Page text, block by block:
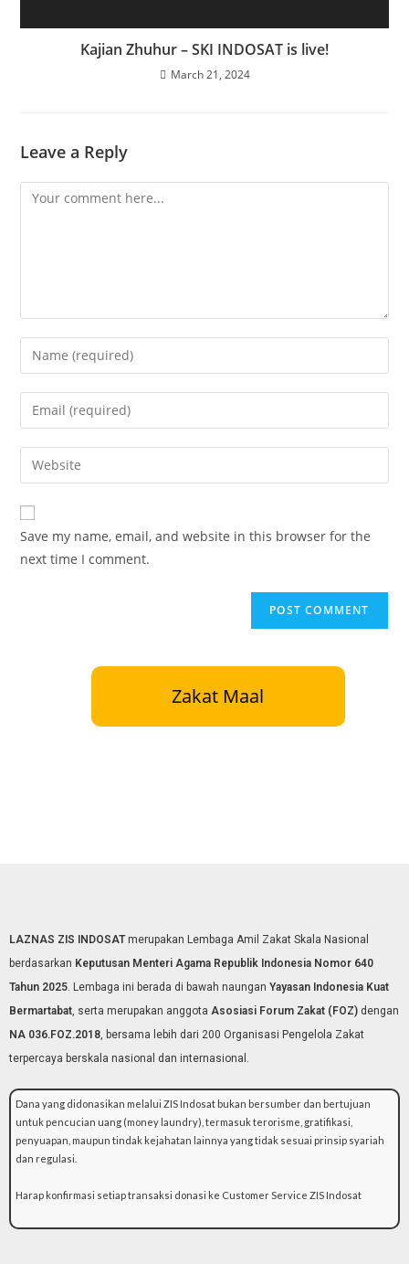
Kajian Zhuhur – SKI INDOSAT is live!
March 21, 2024
Leave a Reply
Save my name, email, and website in this browser for the
next time I comment.
Zakat Maal
LAZNAS ZIS INDOSATmerupakan Lembaga Amil Zakat Skala Nasional
berdasarkan Keputusan Menteri Agama Republik Indonesia Nomor 640
Tahun 2025. Lembaga ini berada di bawah naungan Yayasan Indonesia Kuat
Bermartabat, serta merupakan anggota Asosiasi Forum Zakat (FOZ) dengan
NA 036.FOZ.2018, bersama lebih dari 200 Organisasi Pengelola Zakat
terpercaya berskala nasional dan internasional.
Dana yang didonasikan melalui ZIS Indosat bukan bersumber dan bertujuan
untuk pencucian uang (money laundry), termasuk terorisme, gratifikasi,
penyuapan, maupun tindak kejahatan lainnya yang tidak sesuai prinsip syariah
dan regulasi.
Harap konfirmasi setiap transaksi donasi ke Customer Service ZIS Indosat